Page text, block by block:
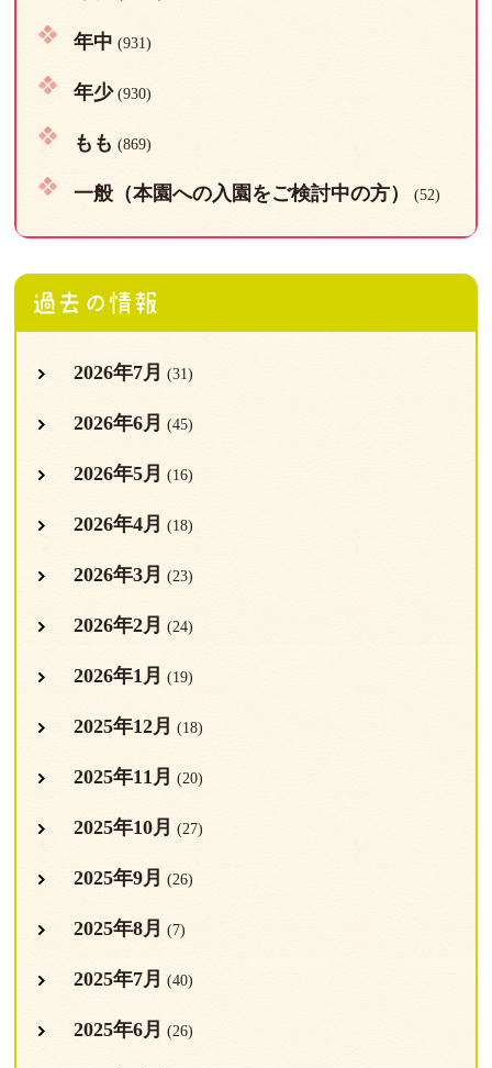
年中 (931)
年少(930)
もも (869)
一般（本園への入園をご検討中の方） (52)
過去の情報
2026年7月 (31)
2026年6月 (45)
2026年5月 (16)
2026年4月 (18)
2026年3月 (23)
2026年2月 (24)
2026年1月 (19)
2025年12月 (18)
2025年11月 (20)
2025年10月 (27)
2025年9月 (26)
2025年8月 (7)
2025年7月 (40)
2025年6月 (26)